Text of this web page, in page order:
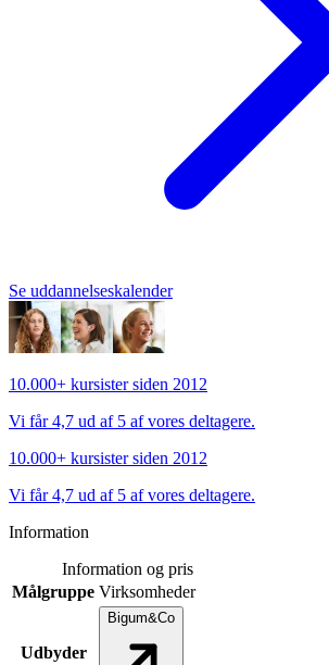
Se uddannelseskalenderSe uddannelseskalender
10.000+ kursister siden 2012
Vi får 4,7 ud af 5 af vores deltagere.
10.000+ kursister siden 2012
Vi får 4,7 ud af 5 af vores deltagere.
Information
Information og pris
Målgruppe Virksomheder
Udbyder
Bigum&Co